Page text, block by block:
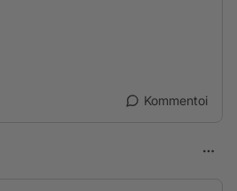
Kommentoi